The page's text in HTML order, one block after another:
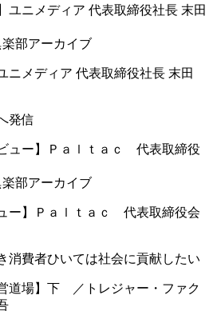
部アーカイブ
ニメディア 代表取締役社長 末田
発信
部アーカイブ
ー】Ｐａｌｔａｃ 代表取締役会
消費者ひいては社会に貢献したい